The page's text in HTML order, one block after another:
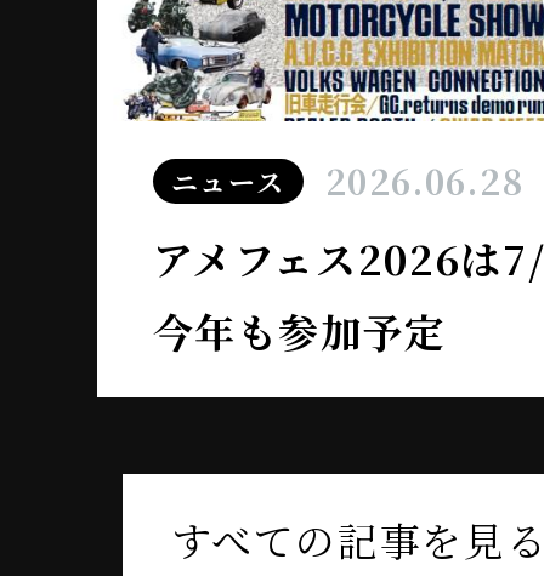
ニュース 2026.06.28
アメフェス2026
今年も参加予定
すべての記事を見